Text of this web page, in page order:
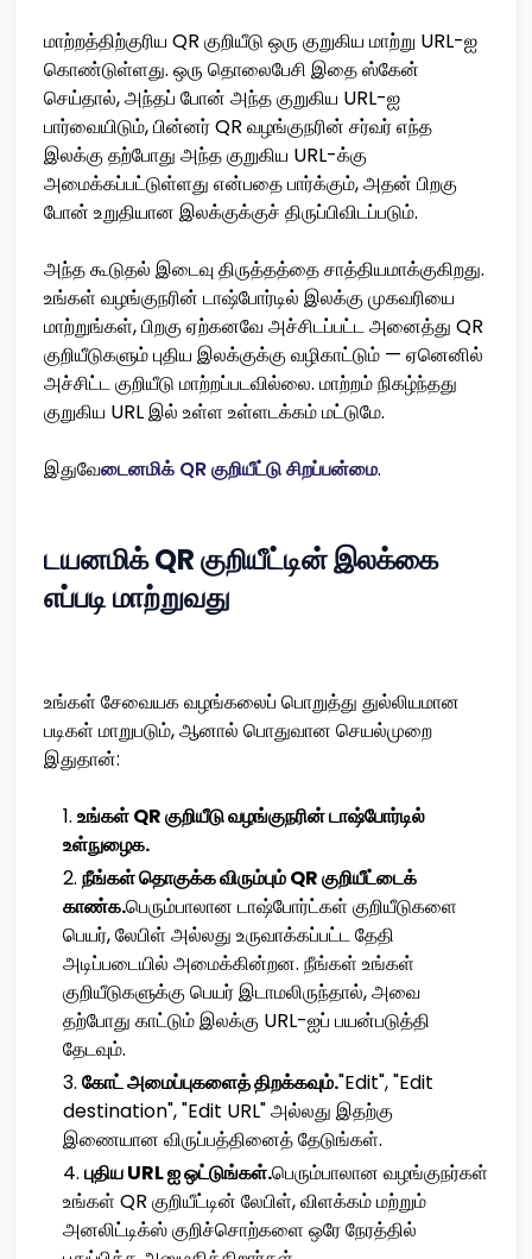
மாற்றத்திற்குரிய QR குறியீடு ஒரு குறுகிய மாற்று URL-ஐ
கொண்டுள்ளது. ஒரு தொலைபேசி இதை ஸ்கேன்
செய்தால், அந்தப் போன் அந்த குறுகிய URL-ஐ
பார்வையிடும், பின்னர் QR வழங்குநரின் சர்வர் எந்த
இலக்கு தற்போது அந்த குறுகிய URL-க்கு
அமைக்கப்பட்டுள்ளது என்பதை பார்க்கும், அதன் பிறகு
போன் உறுதியான இலக்குக்குச் திருப்பிவிடப்படும்.
அந்த கூடுதல் இடைவு திருத்தத்தை சாத்தியமாக்குகிறது.
உங்கள் வழங்குநரின் டாஷ்போர்டில் இலக்கு முகவரியை
மாற்றுங்கள், பிறகு ஏற்கனவே அச்சிடப்பட்ட அனைத்து QR
குறியீடுகளும் புதிய இலக்குக்கு வழிகாட்டும் — ஏனெனில்
அச்சிட்ட குறியீடு மாற்றப்படவில்லை. மாற்றம் நிகழ்ந்தது
குறுகிய URL இல் உள்ள உள்ளடக்கம் மட்டுமே.
இதுவேடைனமிக் QR குறியீட்டு சிறப்பன்மை.
டயனமிக் QR குறியீட்டின் இலக்கை
எப்படி மாற்றுவது
உங்கள் சேவையக வழங்கலைப் பொறுத்து துல்லியமான
படிகள் மாறுபடும், ஆனால் பொதுவான செயல்முறை
இதுதான்:
உங்கள் QR குறியீடு வழங்குநரின் டாஷ்போர்டில்
உள்நுழைக.
நீங்கள் தொகுக்க விரும்பும் QR குறியீட்டைக்
காண்க.பெரும்பாலான டாஷ்போர்ட்கள் குறியீடுகளை
பெயர், லேபிள் அல்லது உருவாக்கப்பட்ட தேதி
அடிப்படையில் அமைக்கின்றன. நீங்கள் உங்கள்
குறியீடுகளுக்கு பெயர் இடாமலிருந்தால், அவை
தற்போது காட்டும் இலக்கு URL-ஐப் பயன்படுத்தி
தேடவும்.
கோட் அமைப்புகளைத் திறக்கவும்."Edit", "Edit
destination", "Edit URL" அல்லது இதற்கு
இணையான விருப்பத்தினைத் தேடுங்கள்.
புதிய URL ஐ ஒட்டுங்கள்.பெரும்பாலான வழங்குநர்கள்
உங்கள் QR குறியீட்டின் லேபிள், விளக்கம் மற்றும்
அனலிட்டிக்ஸ் குறிச்சொற்களை ஒரே நேரத்தில்